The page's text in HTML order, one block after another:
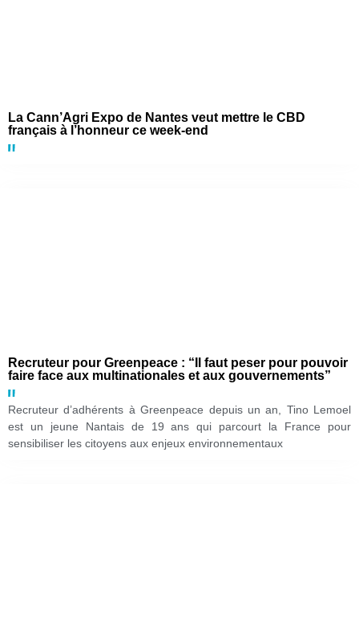
La Cann’Agri Expo de Nantes veut mettre le CBD
français à l’honneur ce week-end
Recruteur pour Greenpeace : “Il faut peser pour pouvoir
faire face aux multinationales et aux gouvernements”
Recruteur d’adhérents à Greenpeace depuis un an, Tino Lemoel
est un jeune Nantais de 19 ans qui parcourt la France pour
sensibiliser les citoyens aux enjeux environnementaux